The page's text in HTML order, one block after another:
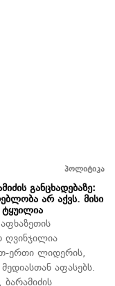
პოლიტიკა
განცხადებაზე:
არ აქვს. მისი
ერთი ლიდერის,
აფასებს.